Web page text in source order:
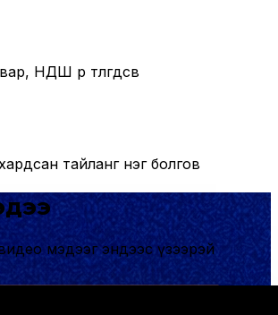
НДШ өр төлөгдсөв
тайланг нэг болгов
мэдээг эндээс үзээрэй